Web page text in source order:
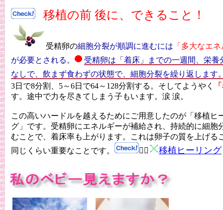
移植の前 後に、できること！
受精卵の細胞分裂が順調に進むには 「多大なエ
が必要とされる。
受精卵は「着床」までの一週間、栄養
なしで、飲まず食わずの状態で、細胞分裂を繰り返します
3日で8分割、5～6日で64～128分割する。そしてようやく
す。途中で力を尽きてしまう子もいます。涙 涙。
この高いハードルを越えるためにご用意したのが「移植ヒ
グ」です。受精卵にエネルギーが補給され、持続的に細胞
むことで、着床率も上がります。これは卵子の質を上げる
同じくらい重要なことです。
🙇‍♀️ 移植ヒーリング